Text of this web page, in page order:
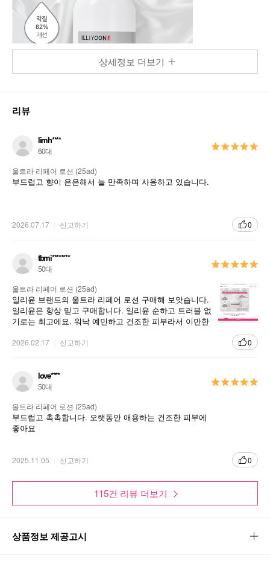
상세정보 더보기
리뷰
limh****
60대
울트라 리페어 로션 (25ad)
부드럽고 향이 은은해서 늘 만족하며 사용하고 있습니다.
2026.07.17 신고하기 0
tbmi********
50대
울트라 리페어 로션 (25ad)
일리윤 브랜드의 울트라 리페어 로션 구매해 보앗습니다.
일리윤은 항상 믿고 구매합니다. 일리윤 순하고 트러블 없
기로는 최고에요. 워낙 예민하고 건조한 피부라서 이만한
2026.02.17 신고하기 0
love****
50대
울트라 리페어 로션 (25ad)
부드럽고 촉촉합니다. 오랫동안 애용하는 건조한 피부에
좋아요
2025.11.05 신고하기 0
115건 리뷰 더보기
상품정보 제공고시